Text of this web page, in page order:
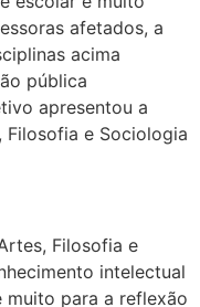
afetados, a
acima
pública
apresentou a
e Sociologia
Filosofia e
intelectual
muito para a reflexão